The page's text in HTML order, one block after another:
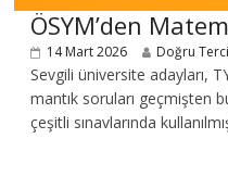
ÖSYM’den
14 Mart 2026 Doğru
Sevgili üniversite adayları,
mantık soruları geçmişten
çeşitli sınavlarında